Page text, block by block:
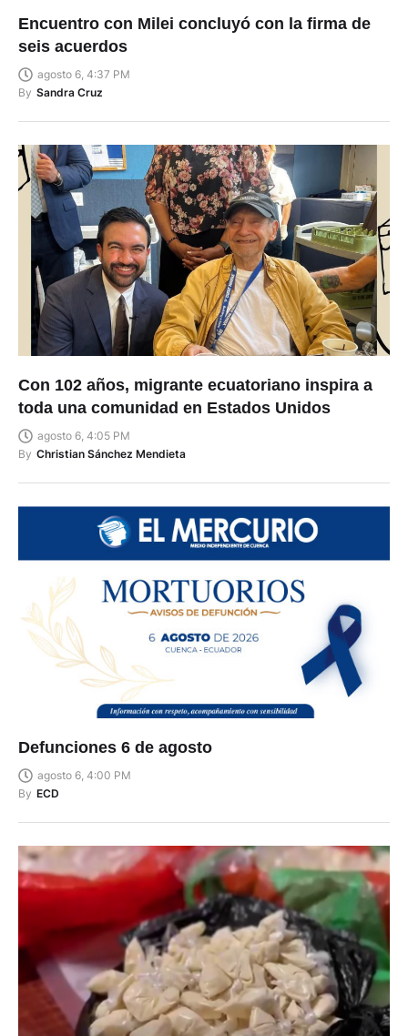
Encuentro con Milei concluyó con la firma de
seis acuerdos
agosto 6, 4:37 PM
By Sandra Cruz
Con 102 años, migrante ecuatoriano inspira a
toda una comunidad en Estados Unidos
agosto 6, 4:05 PM
By Christian Sánchez Mendieta
Defunciones 6 de agosto
agosto 6, 4:00 PM
By ECD